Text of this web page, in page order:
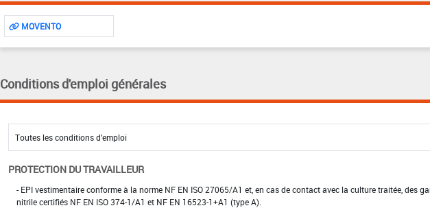
MOVENTO
Conditions d'emploi générales
PROTECTION DU TRAVAILLEUR
- EPI vestimentaire conforme à la norme NF EN ISO 27065/A1 et, en cas de contact avec la culture traitée, des
nitrile certifiés NF EN ISO 374-1/A1 et NF EN 16523-1+A1 (type A).